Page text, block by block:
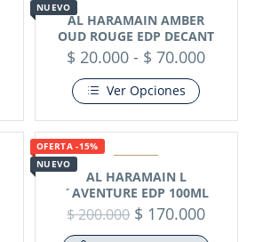
NUEVO
AL HARAMAIN AMBER
OUD ROUGE EDP DECANT
$ 20.000 - $ 70.000
Ver Opciones
OFERTA -15%
NUEVO
AL HARAMAIN L
´AVENTURE EDP 100ML
$200.000 $ 170.000